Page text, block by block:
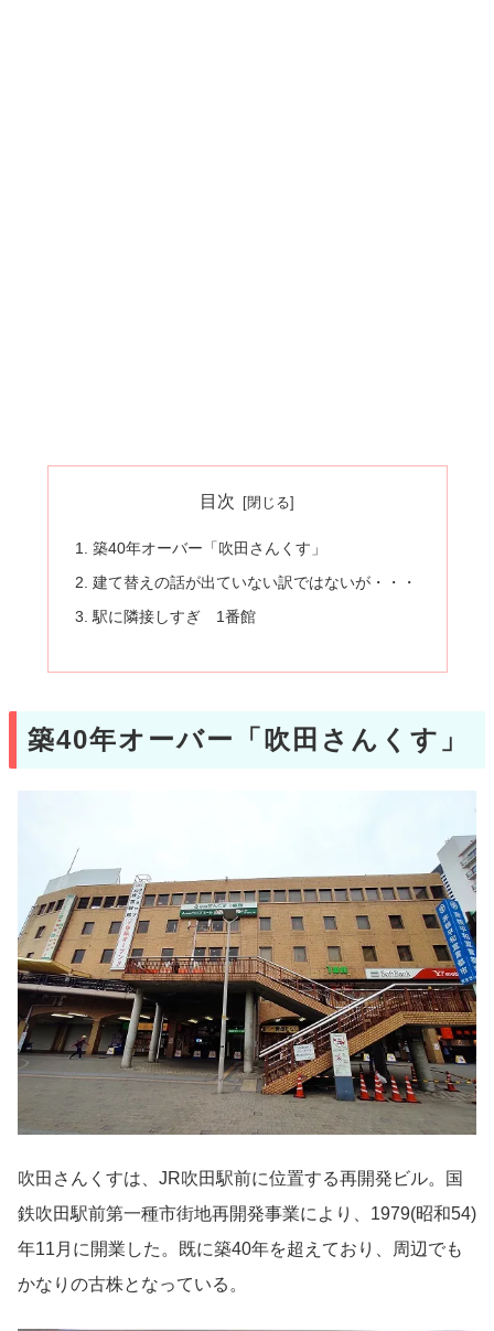
目次
築40年オーバー「吹田さんくす」
建て替えの話が出ていない訳ではないが・・・
駅に隣接しすぎ 1番館
築40年オーバー「吹田さんくす」
吹田さんくすは、JR吹田駅前に位置する再開発ビル。国
鉄吹田駅前第一種市街地再開発事業により、1979(昭和54)
年11月に開業した。既に築40年を超えており、周辺でも
かなりの古株となっている。